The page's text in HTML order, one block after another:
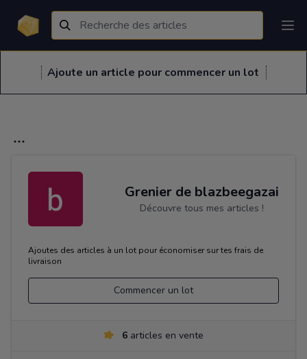
Grenier de blazbeegazai
Découvre tous mes articles !
Ajoutes des articles à un lot pour économiser sur tes frais de
livraison
Commencer un lot
6articles en vente
Ajoute un article pour commencer un lot